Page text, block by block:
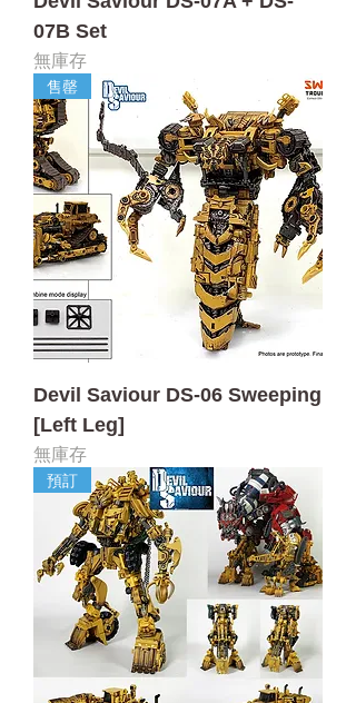
07B Set
無庫存
售罄
Devil Saviour DS-06 Sweeping
[Left Leg]
無庫存
預訂